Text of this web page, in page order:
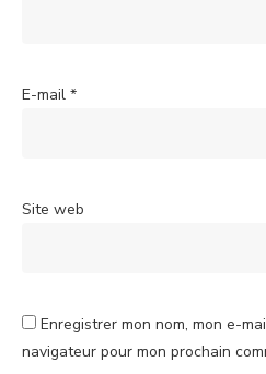
E-mail *
Site web
Enregistrer mon nom, mon e-
navigateur pour mon prochain